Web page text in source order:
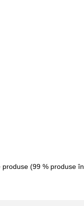
produse (99 % produse în